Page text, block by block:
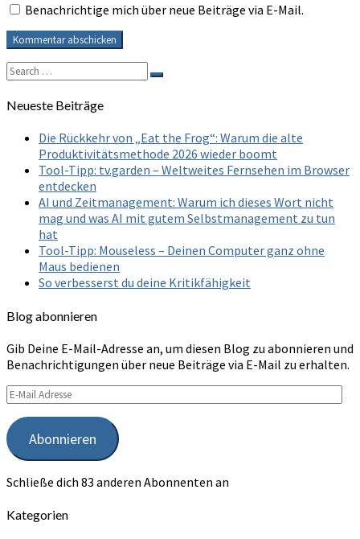
Benachrichtige mich über neue Beiträge via E-Mail.
Search
for:
Search
Neueste Beiträge
Die Rückkehr von „Eat the Frog“: Warum die alte
Produktivitätsmethode 2026 wieder boomt
Tool-Tipp: tv.garden – Weltweites Fernsehen im Browser
entdecken
AI und Zeitmanagement: Warum ich dieses Wort nicht
mag und was AI mit gutem Selbstmanagement zu tun
hat
Tool-Tipp: Mouseless – Deinen Computer ganz ohne
Maus bedienen
So verbesserst du deine Kritikfähigkeit
Blog abonnieren
Gib Deine E-Mail-Adresse an, um diesen Blog zu abonnieren und
Benachrichtigungen über neue Beiträge via E-Mail zu erhalten.
E-
Mail
Adresse
Abonnieren
Schließe dich 83 anderen Abonnenten an
Kategorien